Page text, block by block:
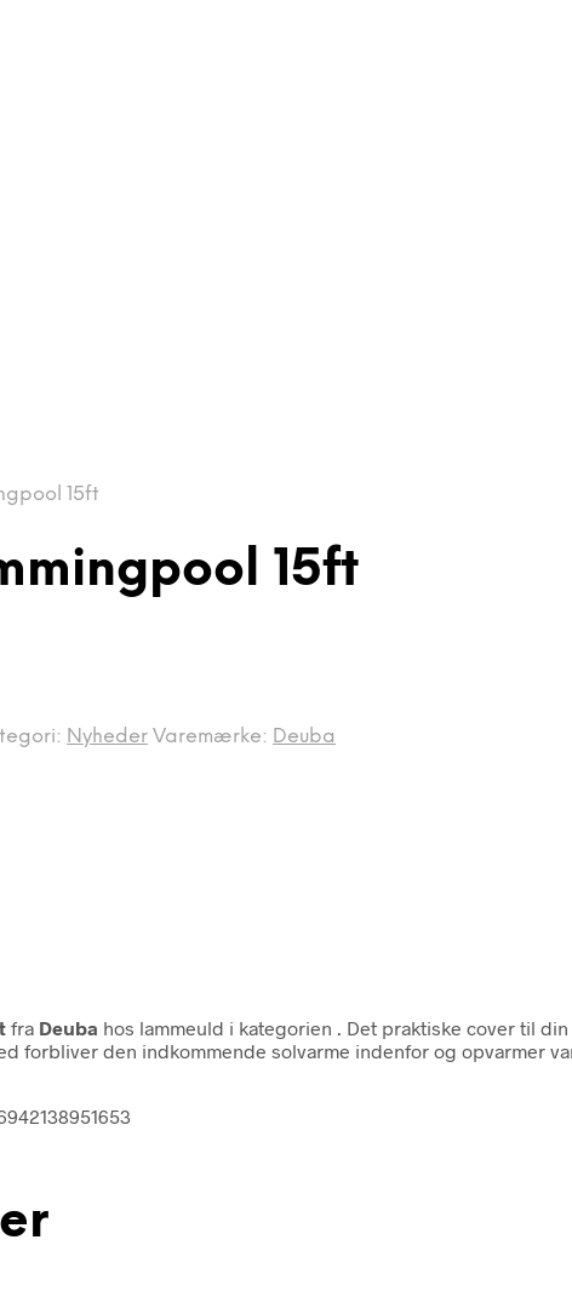
15ft
15ft
Nyheder Varemærke: Deuba
fra Deuba hos lammeuld i kategorien
. Det praktiske cover til
forbliver den indkommende solvarme indenfor og opvarmer